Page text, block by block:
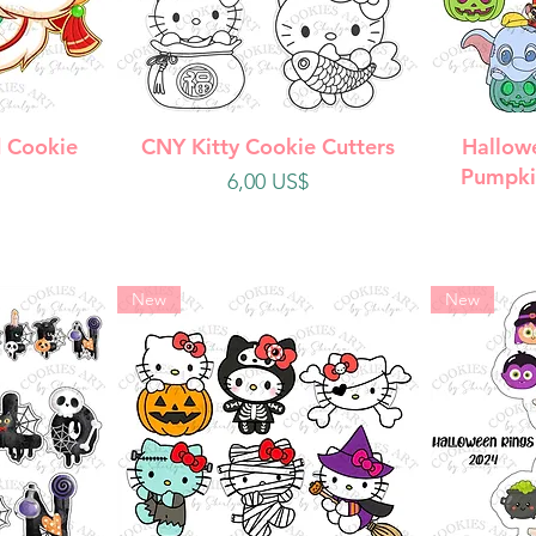
Cookie
Vista rápida
CNY Kitty Cookie Cutters
Precio
6,00 US$
New New